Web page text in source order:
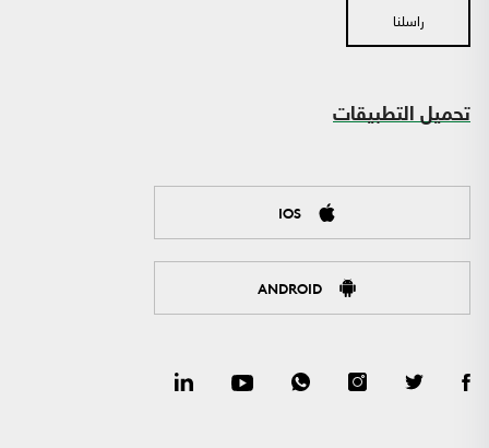
راسلنا
تحميل التطبيقات
IOS
ANDROID